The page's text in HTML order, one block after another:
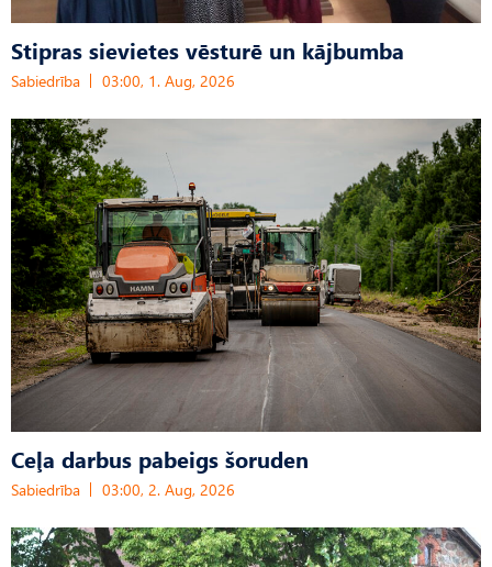
Stipras sievietes vēsturē un kājbumba
Sabiedrība 03:00, 1. Aug, 2026
Ceļa darbus pabeigs šoruden
Sabiedrība 03:00, 2. Aug, 2026